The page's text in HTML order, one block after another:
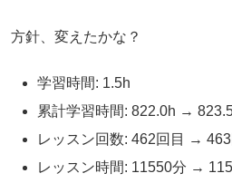
方針、変えたかな？
学習時間: 1.5h
累計学習時間: 822.0h →
レッスン回数: 462回目 → 463
レッスン時間: 11550分 →